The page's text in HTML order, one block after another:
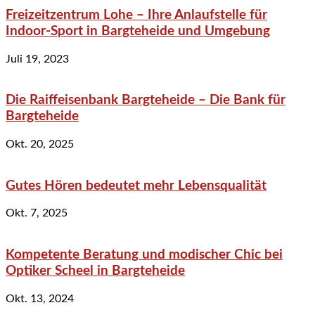
Freizeitzentrum Lohe – Ihre Anlaufstelle für
Indoor-Sport in Bargteheide und Umgebung
Juli 19, 2023
Die Raiffeisenbank Bargteheide – Die Bank für
Bargteheide
Okt. 20, 2025
Gutes Hören bedeutet mehr Lebensqualität
Okt. 7, 2025
Kompetente Beratung und modischer Chic bei
Optiker Scheel in Bargteheide
Okt. 13, 2024